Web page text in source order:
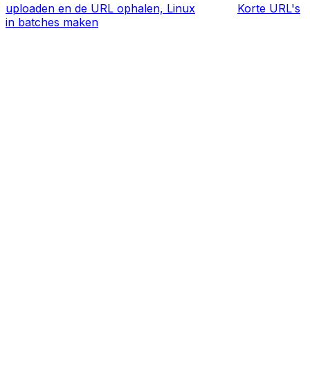
uploaden en de URL ophalen, Linux
Korte URL's
in batches maken